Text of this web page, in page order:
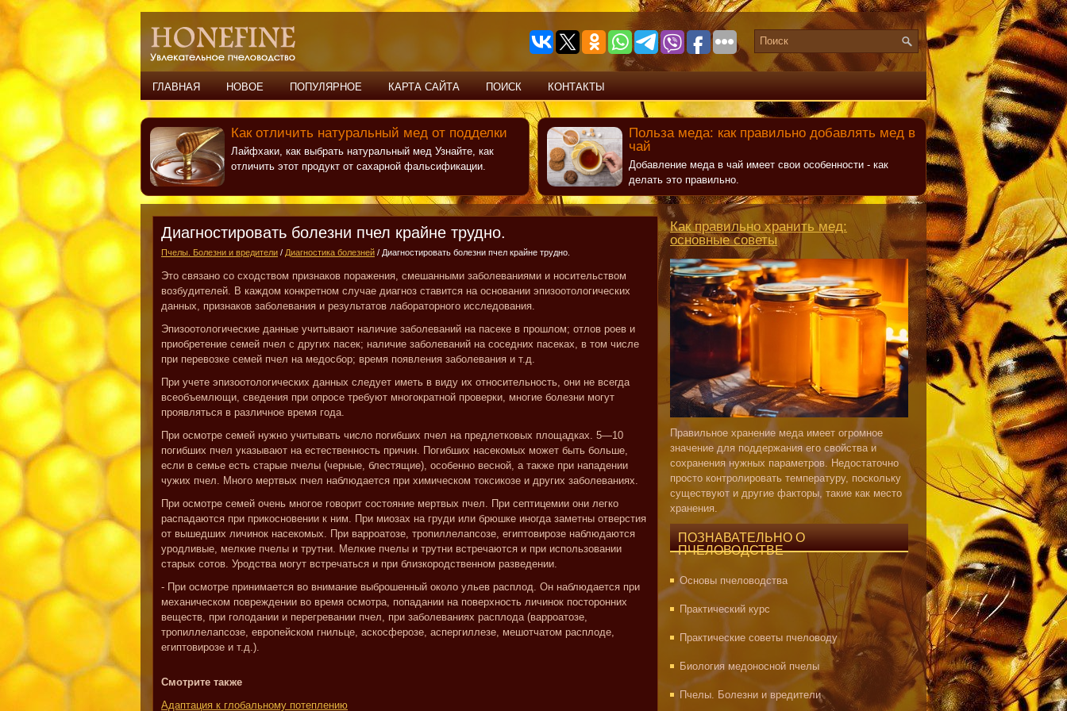
ГЛАВНАЯ НОВОЕ ПОПУЛЯРНОЕ КАРТА САЙТА ПОИСК КОНТАКТЫ
Как отличить натуральный мед от подделки
Лайфхаки, как выбрать натуральный мед Узнайте, как
отличить этот продукт от сахарной фальсификации.
Польза меда: как правильно добавлять мед в
чай
Добавление меда в чай имеет свои особенности - как
делать это правильно.
Диагностировать болезни пчел крайне трудно.
Пчелы. Болезни и вредители / Диагностика болезней / Диагностировать болезни пчел крайне трудно.
Это связано со сходством признаков поражения, смешанными заболеваниями и носительством
возбудителей. В каждом конкретном случае диагноз ставится на основании эпизоотологических
данных, признаков заболевания и результатов лабораторного исследования.
Эпизоотологические данные учитывают наличие заболеваний на пасеке в прошлом; отлов роев и
приобретение семей пчел с других пасек; наличие заболеваний на соседних пасеках, в том числе
при перевозке семей пчел на медосбор; время появления заболевания и т.д.
При учете эпизоотологических данных следует иметь в виду их относительность, они не всегда
всеобъемлющи, сведения при опросе требуют многократной проверки, многие болезни могут
проявляться в различное время года.
При осмотре семей нужно учитывать число погибших пчел на предлетковых площадках. 5—10
погибших пчел указывают на естественность причин. Погибших насекомых может быть больше,
если в семье есть старые пчелы (черные, блестящие), особенно весной, а также при нападении
чужих пчел. Много мертвых пчел наблюдается при химическом токсикозе и других заболеваниях.
При осмотре семей очень многое говорит состояние мертвых пчел. При септицемии они легко
распадаются при прикосновении к ним. При миозах на груди или брюшке иногда заметны отверстия
от вышедших личинок насекомых. При варроатозе, тропиллелапсозе, египтовирозе наблюдаются
уродливые, мелкие пчелы и трутни. Мелкие пчелы и трутни встречаются и при использовании
старых сотов. Уродства могут встречаться и при близкородственном разведении.
- При осмотре принимается во внимание выброшенный около ульев расплод. Он наблюдается при
механическом повреждении во время осмотра, попадании на поверхность личинок посторонних
веществ, при голодании и перегревании пчел, при заболеваниях расплода (варроатозе,
тропиллелапсозе, европейском гнильце, аскосферозе, аспергиллезе, мешотчатом расплоде,
египтовирозе и т.д.).
Смотрите также
Адаптация к глобальному потеплению
Как правильно хранить мед:
основные советы
Правильное хранение меда имеет огромное
значение для поддержания его свойства и
сохранения нужных параметров. Недостаточно
просто контролировать температуру, поскольку
существуют и другие факторы, такие как место
хранения.
ПОЗНАВАТЕЛЬНО О
ПЧЕЛОВОДСТВЕ
Основы пчеловодства
Практический курс
Практические советы пчеловоду
Биология медоносной пчелы
Пчелы. Болезни и вредители